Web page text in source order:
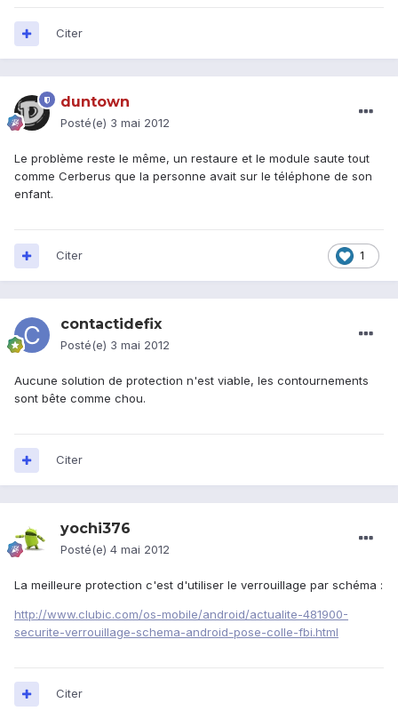
Citer
duntown
Posté(e) 3 mai 2012
Le problème reste le même, un restaure et le module saute tout
comme Cerberus que la personne avait sur le téléphone de son
enfant.
1
Citer
contactidefix
Posté(e) 3 mai 2012
Aucune solution de protection n'est viable, les contournements
sont bête comme chou.
Citer
yochi376
Posté(e) 4 mai 2012
La meilleure protection c'est d'utiliser le verrouillage par schéma :
http://www.clubic.com/os-mobile/android/actualite-481900-
securite-verrouillage-schema-android-pose-colle-fbi.html
Citer